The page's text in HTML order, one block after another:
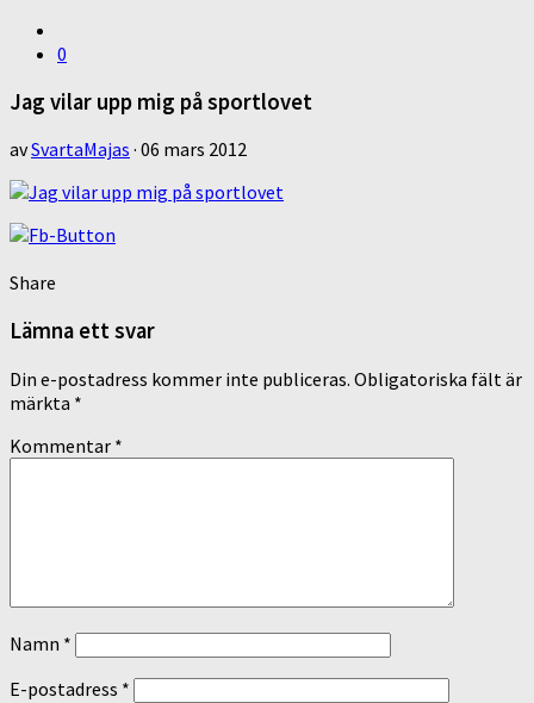
0
Jag vilar upp mig på sportlovet
avSvartaMajas · 06 mars 2012
Share
Lämna ett svar
Din e-postadress kommer inte publiceras. Obligatoriska fält är
märkta *
Kommentar *
Namn *
E-postadress *